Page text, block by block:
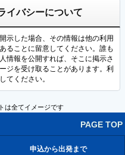
イバシーについて
示した場合、その情報は他の利用
ることに留意してください。誰も
情報を公開すれば、そこに掲示さ
ジを受け取ることがあります。利
てください。
PAGE TOP
は全てイメージです
申込から出発まで